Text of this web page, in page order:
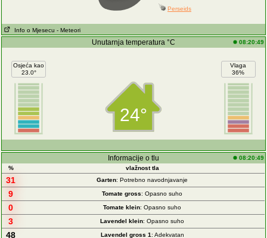
Perseids
Info o Mjesecu - Meteori
Unutarnja temperatura °C 08:20:49
Osjeća kao
23.0°
24°
Vlaga
36%
Informacije o tlu
08:20:49
%
vlažnost tla
31 Garten: Potrebno navodnjavanje
9 Tomate gross: Opasno suho
0 Tomate klein: Opasno suho
3 Lavendel klein: Opasno suho
48 Lavendel gross 1 : Adekvatan